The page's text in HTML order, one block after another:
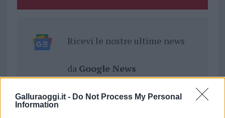
Galluraoggi.it - Do Not Process My Personal
Information
Ricevi le nostre ultime news
da Google News
Condividi l'articolo